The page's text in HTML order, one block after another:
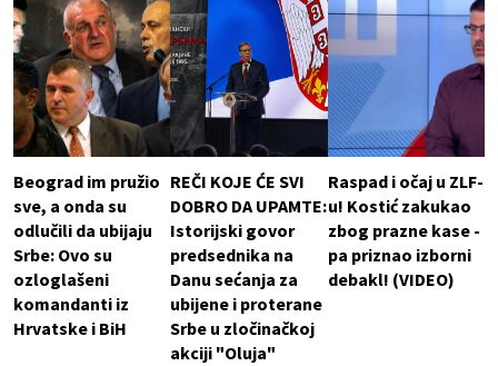
Beograd im pružio
sve, a onda su
odlučili da ubijaju
Srbe: Ovo su
ozloglašeni
komandanti iz
Hrvatske i BiH
REČI KOJE ĆE SVI
DOBRO DA UPAMTE:
Istorijski govor
predsednika na
Danu sećanja za
ubijene i proterane
Srbe u zločinačkoj
akciji "Oluja"
Raspad i očaj u ZLF-
u! Kostić zakukao
zbog prazne kase -
pa priznao izborni
debakl! (VIDEO)